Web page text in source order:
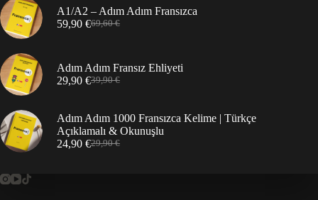
34,90 €.
A1/A2 – Adım Adım Fransızca
69,60€
Orijinal
59,90 €Şu
59,90 €.
Adım Adım Fransız Ehliyeti
39,90€
Orijinal
29,90 €Şu
29,90 €.
Adım Adım 1000 Fransızca Kelime | Türkçe
Açıklamalı & Okunuşlu
29,90€
Orijinal
24,90 €Şu